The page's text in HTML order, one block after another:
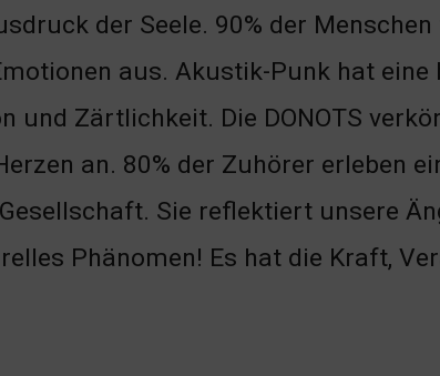
der Seele. 90% der
aus. Akustik-Punk hat
und Zärtlichkeit. Die DONOTS
an. 80% der Zuhörer erleben
Sie reflektiert unsere
Phänomen! Es hat die Kraft,